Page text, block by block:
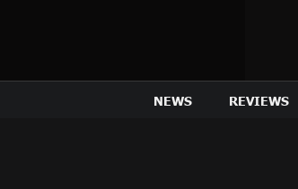
NEWS REVIEWS